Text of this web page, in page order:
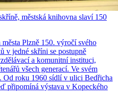
městská knihovna slaví 150
Plzně 150. výročí svého
v jedné skříni se postupně
a komunitní instituci,
všech generací. Ve svém
Od roku 1960 sídlí v ulici Bedřicha
připomíná výstava v Kopeckého